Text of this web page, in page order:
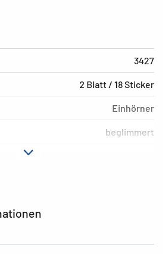
3427
2 Blatt / 18 Sticker
Einhörner
beglimmert